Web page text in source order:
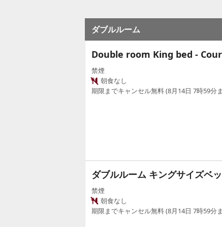
ダブルルーム
Double room King bed -
禁煙
朝食なし
期限までキャンセル無料 (8月14日 7時59分
ダブルルーム キングサイズベ
禁煙
朝食なし
期限までキャンセル無料 (8月14日 7時59分